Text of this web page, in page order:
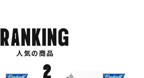
RANKING
人気の商品